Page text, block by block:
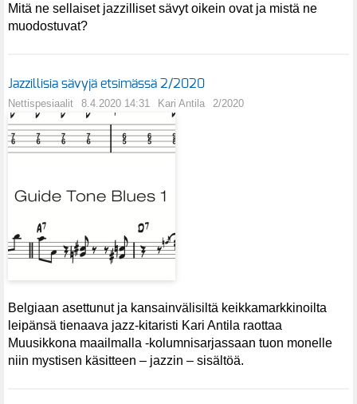
Mitä ne sellaiset jazzilliset sävyt oikein ovat ja mistä ne
muodostuvat?
Jazzillisia sävyjä etsimässä 2/2020
Nettispesiaalit 8.4.2020 14:31 Kari Antila 2/2020
Belgiaan asettunut ja kansainvälisiltä keikkamarkkinoilta
leipänsä tienaava jazz-kitaristi Kari Antila raottaa
Muusikkona maailmalla -kolumnisarjassaan tuon monelle
niin mystisen käsitteen – jazzin – sisältöä.